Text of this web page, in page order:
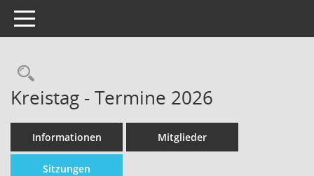
Toggle navigation
Kreistag - Termine 2026
Informationen Mitglieder
Sitzungen